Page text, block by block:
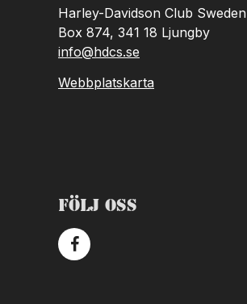
Harley-Davidson Club Sweden
Box 874, 341 18 Ljungby
info@hdcs.se
Webbplatskarta
Följ oss